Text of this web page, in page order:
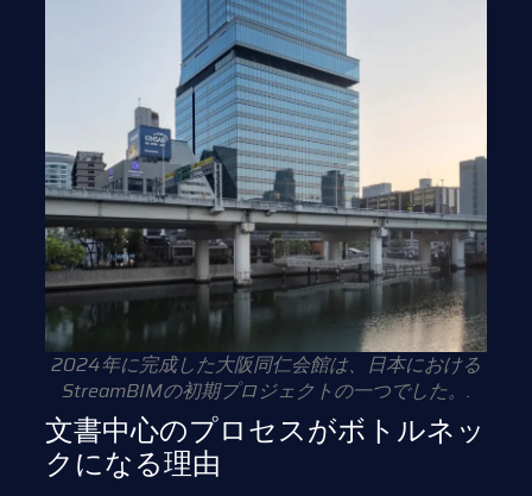
2024年に完成した大阪同仁会館は、日本における
StreamBIMの初期プロジェクトの一つでした。.
文書中心のプロセスがボトルネッ
クになる理由